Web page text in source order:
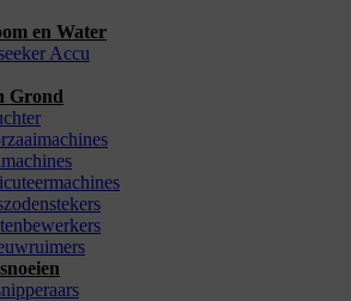
en Water
Accu
Grond